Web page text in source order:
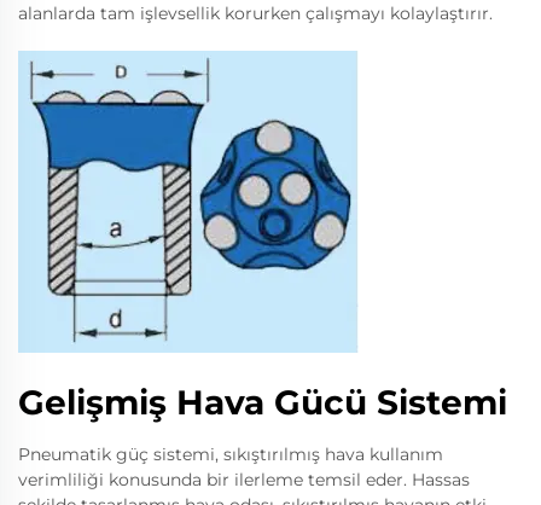
alanlarda tam işlevsellik korurken çalışmayı kolaylaştırır.
Gelişmiş Hava Gücü Sistemi
Pneumatik güç sistemi, sıkıştırılmış hava kullanım
verimliliği konusunda bir ilerleme temsil eder. Hassas